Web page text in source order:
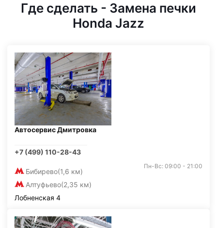
Где сделать - Замена печки
Honda Jazz
Автосервис Дмитровка
+7 (499) 110-28-43
Бибирево(1,6 км)
Алтуфьево(2,35 км)
Пн-Вс: 09:00 - 21:00
Лобненская 4